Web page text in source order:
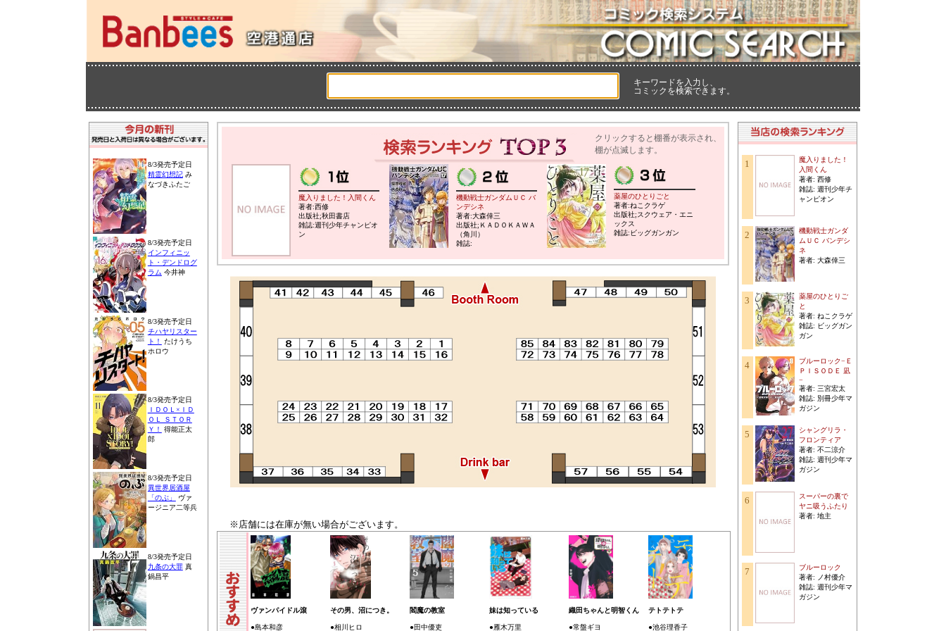
キーワードを入力し、
コミックを検索できます。
8/3発売予定日
精霊幻想記 み
なづきふたご
8/3発売予定日
インフィニッ
ト・デンドログ
ラム 今井神
8/3発売予定日
チハヤリスター
ト！
たけうち
ホロウ
8/3発売予定日
ＩＤＯＬ×ＩＤ
ＯＬ ＳＴＯＲ
Ｙ！
得能正太
郎
8/3発売予定日
異世界居酒屋
「のぶ」
ヴァ
ージニア二等兵
8/3発売予定日
九条の大罪 真
鍋昌平
クリックすると棚番が表示され、
棚が点滅します。
魔入りました！入間くん
著者:西修
出版社;秋田書店
雑誌:週刊少年チャンピオ
ン
機動戦士ガンダムＵＣ バ
ンデシネ
著者:大森倖三
出版社;ＫＡＤＯＫＡＷＡ
（角川）
雑誌:
薬屋のひとりごと
著者:ねこクラゲ
出版社;スクウェア・エニ
ックス
雑誌:ビッグガンガン
※店舗には在庫が無い場合がございます。
ヴァンパイドル滾
●島本和彦
その男、沼につき。
●相川ヒロ
閻魔の教室
●田中優吏
妹は知っている
●雁木万里
織田ちゃんと明智くん
●常盤ギヨ
テトテトテ
●池谷理香子
1
魔入りました！
入間くん
著者: 西修
雑誌: 週刊少年チ
ャンピオン
2
機動戦士ガンダ
ムＵＣ バンデシ
ネ
著者: 大森倖三
3
薬屋のひとりご
と
著者: ねこクラゲ
雑誌: ビッグガン
ガン
4
ブルーロック−Ｅ
ＰＩＳＯＤＥ 凪
−
著者: 三宮宏太
雑誌: 別冊少年マ
ガジン
5
シャングリラ・
フロンティア
著者: 不二涼介
雑誌: 週刊少年マ
ガジン
6
スーパーの裏で
ヤニ吸うふたり
著者: 地主
7
ブルーロック
著者: ノ村優介
雑誌: 週刊少年マ
ガジン